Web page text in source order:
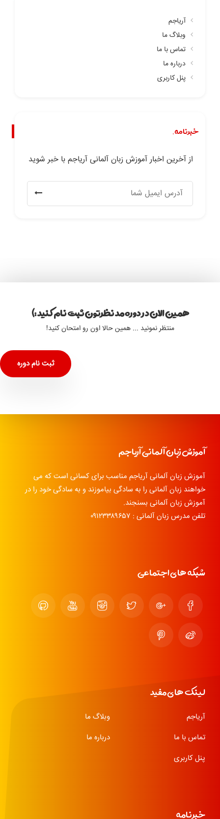
آریاجم
وبلاگ ما
تماس با ما
درباره ما
پنل کاربری
خبرنامه.
از آخرین اخبار آموزش زبان آلمانی آریاجم با خبر شوید
همین الان در دوره مد نظرتون ثبت نام کنید :)
منتظر نمونید ... همین حالا اون رو امتحان کنید!
ثبت نام دوره
آموزش زبان آلمانی آریاجم
آموزش زبان آلمانی آریاجم مناسب برای کسانی است که می
خواهند زبان آلمانی را به سادگی بیاموزند و به سادگی خود را در
آموزش زبان آلمانی بسنجند.
تلفن مدرس زبان آلمانی : ۰۹۱۲۳۳۸۹۶۵۷
شبکه های اجتماعی
لینک های مفید
آریاجم
وبلاگ ما
تماس با ما
درباره ما
پنل کاربری
خبرنامه